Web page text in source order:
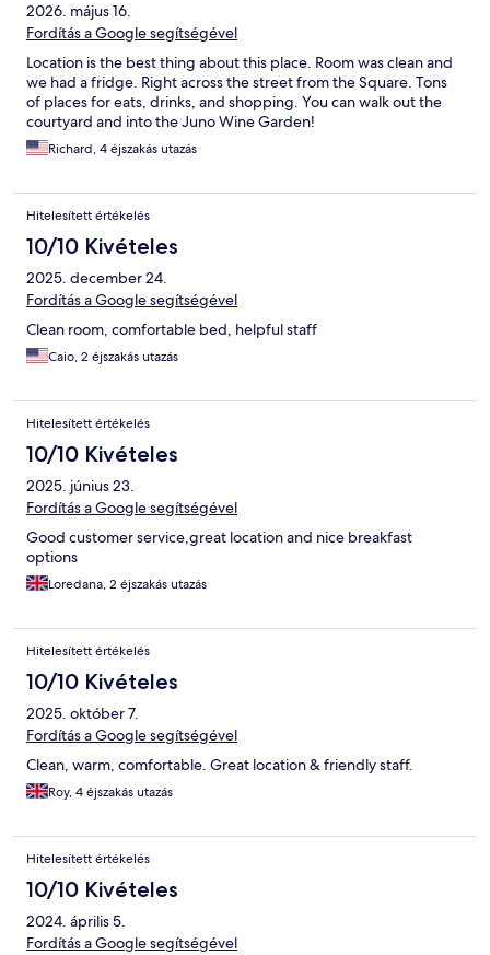
2026. május 16.
Fordítás a Google segítségével
Location is the best thing about this place. Room was clean and
we had a fridge. Right across the street from the Square. Tons
of places for eats, drinks, and shopping. You can walk out the
courtyard and into the Juno Wine Garden!
Richard, 4 éjszakás utazás
Hitelesített értékelés
10/10 Kivételes
2025. december 24.
Fordítás a Google segítségével
Clean room, comfortable bed, helpful staff
Caio, 2 éjszakás utazás
Hitelesített értékelés
10/10 Kivételes
2025. június 23.
Fordítás a Google segítségével
Good customer service,great location and nice breakfast
options
Loredana, 2 éjszakás utazás
Hitelesített értékelés
10/10 Kivételes
2025. október 7.
Fordítás a Google segítségével
Clean, warm, comfortable. Great location & friendly staff.
Roy, 4 éjszakás utazás
Hitelesített értékelés
10/10 Kivételes
2024. április 5.
Fordítás a Google segítségével